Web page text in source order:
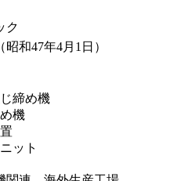
ク
和47年4月1日）
締め機
機
ット